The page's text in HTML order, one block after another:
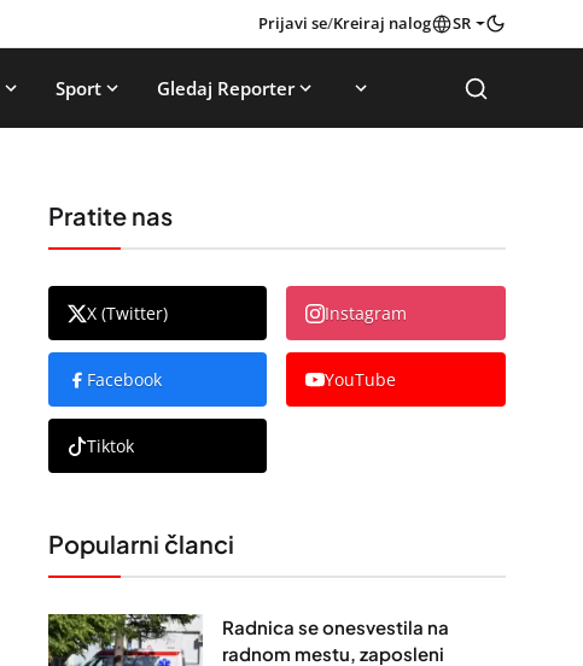
Prijavi se/Kreiraj nalog SR
Sport Gledaj Reporter
Pratite nas
X (Twitter) Instagram
Facebook YouTube
Tiktok
Popularni članci
Radnica se onesvestila na
radnom mestu, zaposleni